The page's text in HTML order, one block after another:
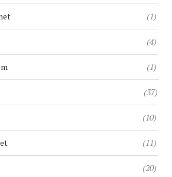
(1)
(4)
(1)
(37)
(10)
(11)
(20)